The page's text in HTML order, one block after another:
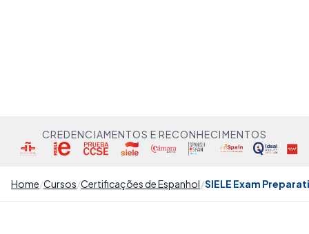
CREDENCIAMENTOS E RECONHECIMENTOS
Home Cursos Certificações de Espanhol SIELE Exam